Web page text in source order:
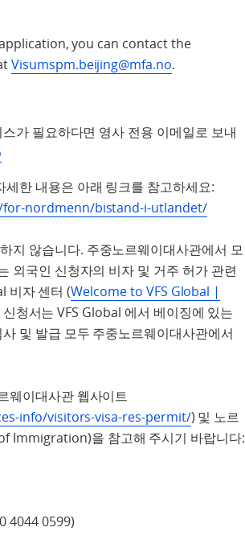
you can contact the
Visumspm.beijing@mfa.no.
가 필요하다면 영사 전용 이메일로 보내
한 내용은 아래 링크를 참고하세요:
nordmenn/bistand-i-utlandet/
지 않습니다. 주중노르웨이대사관에서 모
외국인 신청자의 비자 및 거주 허가 관련
비자 센터 (Welcome to VFS Global |
청서는 VFS Global 에서 베이징에 있는
및 발급 모두 주중노르웨이대사관에서
웨이대사관 웹사이트
info/visitors-visa-res-permit/) 및 노르
Immigration)을 참고해 주시기 바랍니다:
4044 0599)